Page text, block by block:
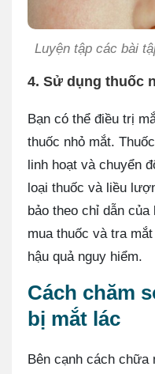
Luyện tập các bài
4. Sử dụng thuốc
Bạn có thể điều trị
thuốc nhỏ mắt.
linh hoạt và chuyển
loại thuốc và liều
bảo theo chỉ dẫn
mua thuốc và tra
hậu quả nguy hiểm.
Cách chăm
bị mắt lác
Bên cạnh cách chữa